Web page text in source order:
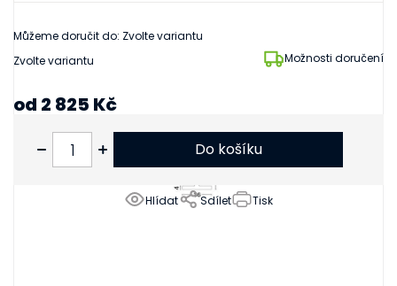
Zvolte variantu Možnosti doručení
Můžeme doručit do: Zvolte variantu
Tisk
Hlídat Sdílet
od 2 825 Kč
Do košíku